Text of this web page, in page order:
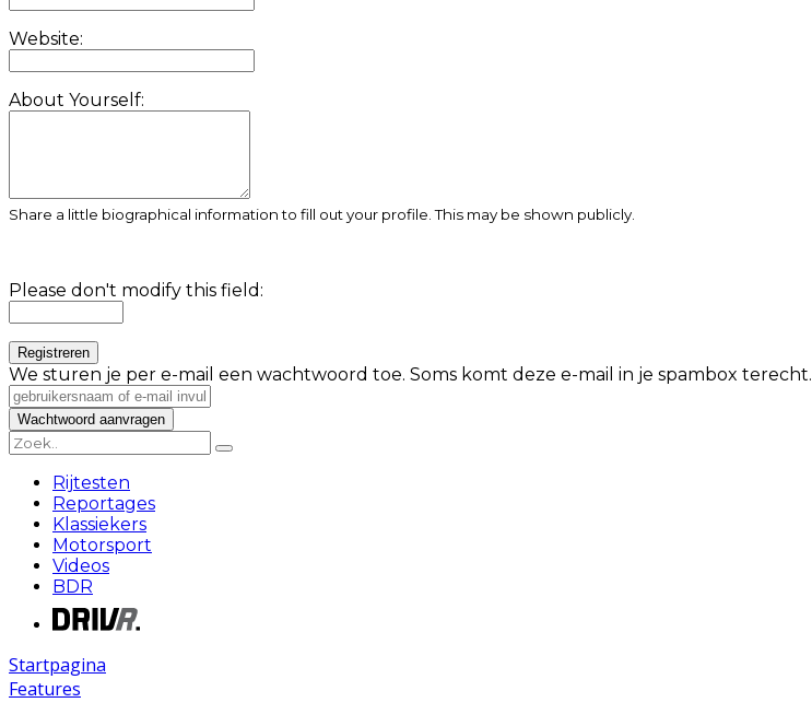
Website:
About Yourself:
Share a little biographical information to fill out your profile. This may be shown publicly.
Please don't modify this field:
We sturen je per e-mail een wachtwoord toe. Soms komt deze e-mail in je spambox terecht.
Rijtesten
Reportages
Klassiekers
Motorsport
Videos
BDR
Startpagina
Features